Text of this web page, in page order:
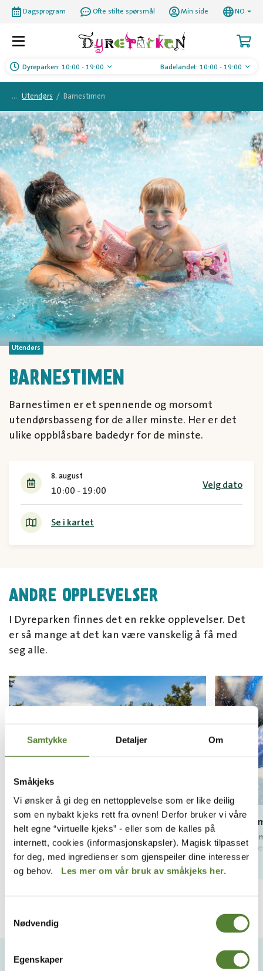
Samtykke Detaljer Om
Småkjeks
Vi ønsker å gi deg en nettopplevelse som er like deilig
som en nybakt kjeks rett fra ovnen! Derfor bruker vi våre
helt egne “virtuelle kjeks” - eller som de kalles på
internett, cookies (informasjonskapsler). Magisk tilpasset
for deg, med ingredienser som gjenspeiler dine interesser
og behov. Les mer om vår bruk av småkjeks her.
Nødvendig
Egenskaper
Dyreparken: 10:00 - 19:00 Badelandet: 10:00 - 19:00
Dagsprogram Ofte stilte spørsmål Min side NO
Utendørs / Barnestimen
Utendørs
BARNESTIMEN
Barnestimen er et spennende og morsomt
utendørsbasseng for de aller minste. Her er det
ulike oppblåsbare badedyr for de minste.
8. august
10:00 - 19:00
Velg dato
Se i kartet
ANDRE OPPLEVELSER
I Dyreparken finnes det en rekke opplevelser. Det
er så mange at det kan være vanskelig å få med
seg alle.
Stranda
Stranda er et perfekt sted for hele familien som
vil slappe av noen timer ved Grashavets bredd.
Inky-
Inky-
for de
120 cm.
Les mer
OSS?